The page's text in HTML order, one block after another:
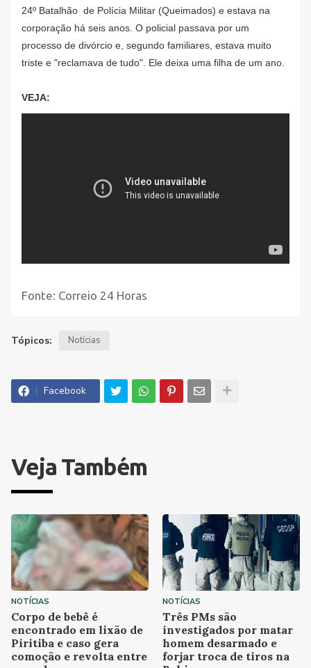
24º Batalhão de Polícia Militar (Queimados) e estava na
corporação há seis anos. O policial passava por um
processo de divórcio e, segundo familiares, estava muito
triste e "reclamava de tudo". Ele deixa uma filha de um ano.
VEJA:
Fonte: Correio 24 Horas
Tópicos: Notícias
Facebook
Veja Também
NOTÍCIAS
Corpo de bebê é
encontrado em lixão de
Piritiba e caso gera
comoção e revolta entre
NOTÍCIAS
Três PMs são
investigados por matar
homem desarmado e
forjar troca de tiros na